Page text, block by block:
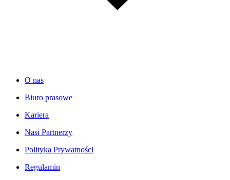
O nas
Biuro prasowe
Kariera
Nasi Partnerzy
Polityka Prywatności
Regulamin